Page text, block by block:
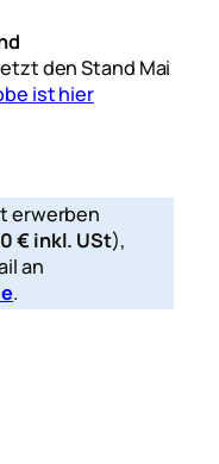
den Stand Mai
ist hier
erwerben
€ inkl. USt),
an
.